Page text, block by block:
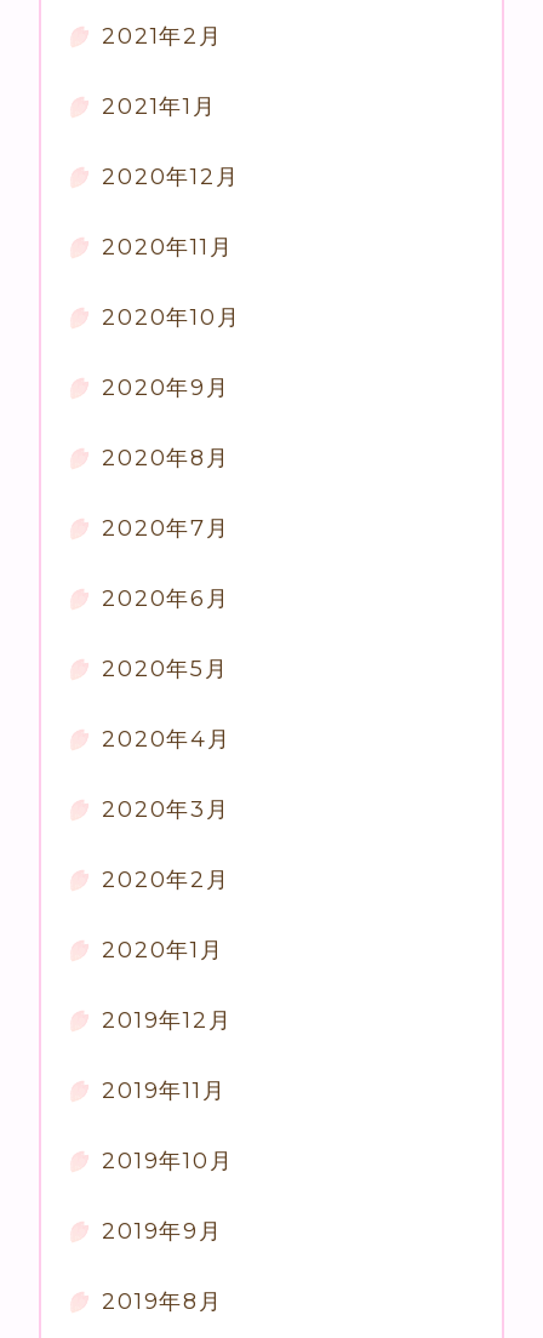
2021年2月
2021年1月
2020年12月
2020年11月
2020年10月
2020年9月
2020年8月
2020年7月
2020年6月
2020年5月
2020年4月
2020年3月
2020年2月
2020年1月
2019年12月
2019年11月
2019年10月
2019年9月
2019年8月